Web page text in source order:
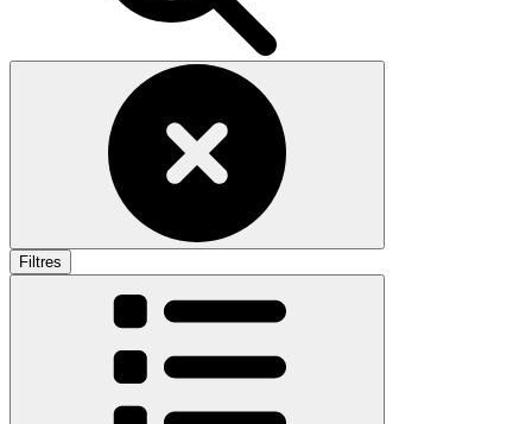
Filtres